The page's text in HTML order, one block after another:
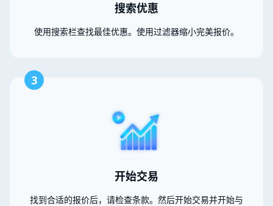
搜索优惠
使用搜索栏查找最佳优惠。使用过滤器缩小完美报价。
3
开始交易
找到合适的报价后，请检查条款。然后开始交易并开始与